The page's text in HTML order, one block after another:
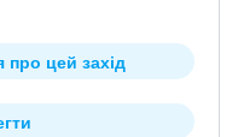
про цей захід